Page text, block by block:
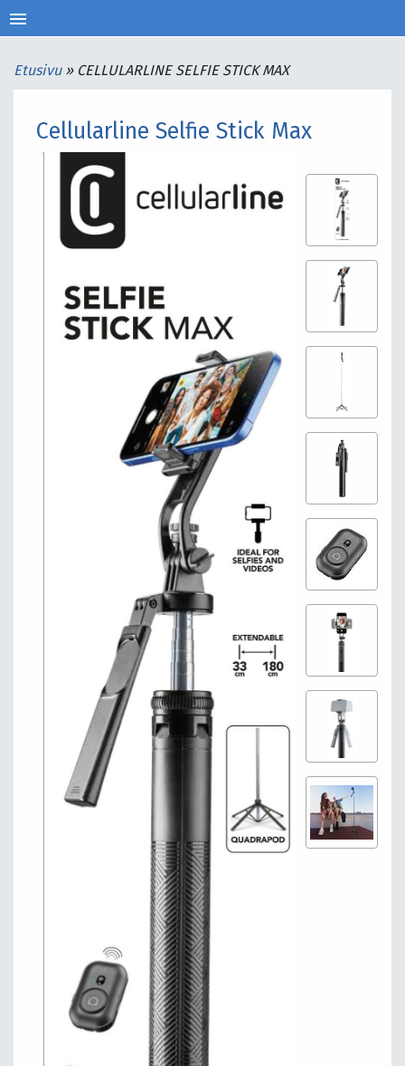
menu
Etusivu »CELLULARLINE SELFIE STICK MAX
Cellularline Selfie Stick Max